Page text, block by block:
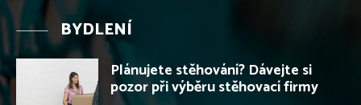
BYDLENÍ
Plánujete stěhování? Dávejte si
pozor při výběru stěhovací firmy